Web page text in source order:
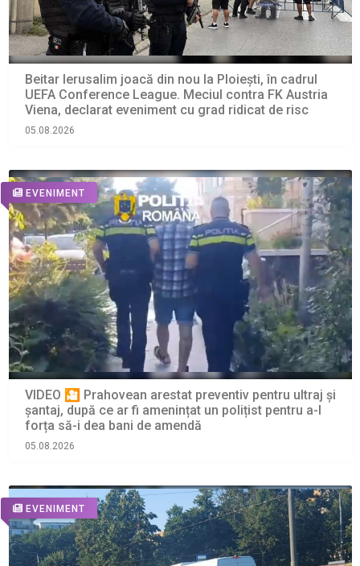
Beitar Ierusalim joacă din nou la Ploiești, în cadrul
UEFA Conference League. Meciul contra FK Austria
Viena, declarat eveniment cu grad ridicat de risc
05.08.2026
EVENIMENT
VIDEO 🎦 Prahovean arestat preventiv pentru ultraj și
șantaj, după ce ar fi amenințat un polițist pentru a-l
forța să-i dea bani de amendă
05.08.2026
EVENIMENT